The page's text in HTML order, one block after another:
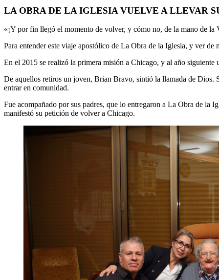
LA OBRA DE LA IGLESIA VUELVE A LLEVAR
«¡Y por fin llegó el momento de volver, y cómo no, de la mano de
Para entender este viaje apostólico de La Obra de la Iglesia, y ver
En el 2015 se realizó la primera misión a Chicago, y al año siguiente
De aquellos retiros un joven, Brian Bravo, sintió la llamada de Dios.
entrar en comunidad.
Fue acompañado por sus padres, que lo entregaron a La Obra de
manifestó su petición de volver a Chicago.